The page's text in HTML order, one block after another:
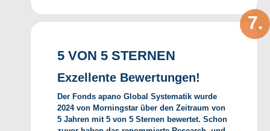
5 VON 5 STERNEN
Exzellente Bewertungen!
Der Fonds apano Global Systematik wurde
2024 von Morningstar über den Zeitraum von
5 Jahren mit 5 von 5 Sternen bewertet. Schon